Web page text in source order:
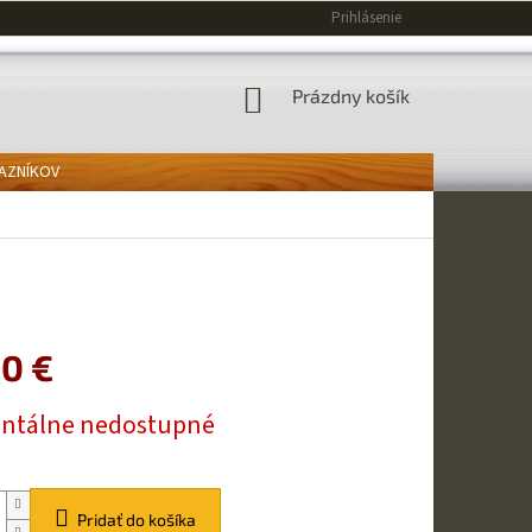
Prihlásenie
NÁKUPNÝ
Prázdny košík
€
nedostupné
Pridať do košíka